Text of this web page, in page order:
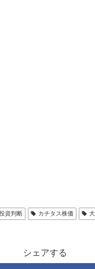
資判断 カチタス株価
シェアする